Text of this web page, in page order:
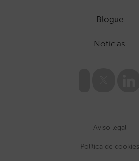
Blogue
Notícias
Aviso legal
Política de cookies